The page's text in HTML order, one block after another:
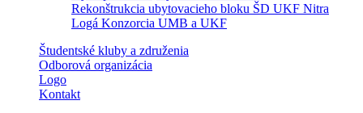
Rekonštrukcia ubytovacieho bloku ŠD UKF Nitra
Logá Konzorcia UMB a UKF
Študentské kluby a združenia
Odborová organizácia
Logo
Kontakt